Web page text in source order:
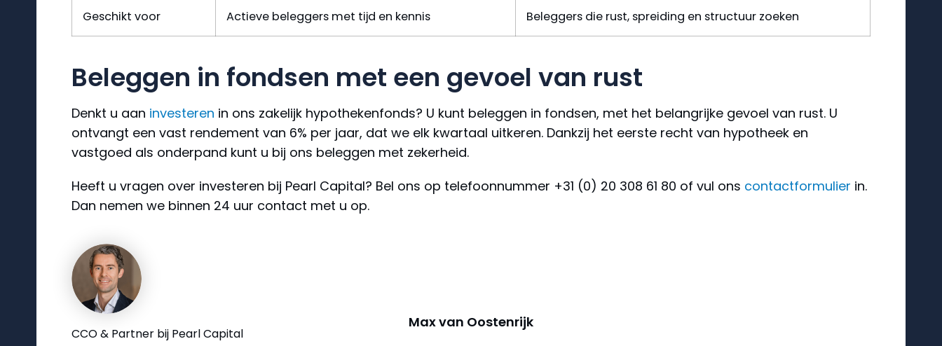
Geschikt voor Actieve beleggers met tijd en kennis Beleggers die rust, spreiding en structuur zoeken
Beleggen in fondsen met een gevoel van rust
Denkt u aan investeren in ons zakelijk hypothekenfonds? U kunt beleggen in fondsen, met het belangrijke gevoel van rust. U
ontvangt een vast rendement van 6% per jaar, dat we elk kwartaal uitkeren. Dankzij het eerste recht van hypotheek en
vastgoed als onderpand kunt u bij ons beleggen met zekerheid.
Heeft u vragen over investeren bij Pearl Capital? Bel ons op telefoonnummer +31 (0) 20 308 61 80 of vul ons contactformulier in.
Dan nemen we binnen 24 uur contact met u op.
Max van Oostenrijk
CCO & Partner bij Pearl Capital